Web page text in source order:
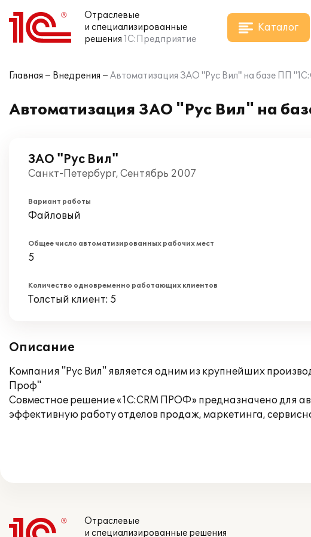
Отраслевые
и специализированные
решения 1С:Предприятие
Каталог
Главная Внедрения Автоматизация ЗАО "Рус Вил" на базе ПП
Автоматизация ЗАО "Рус Вил" на
ЗАО "Рус Вил"
Санкт-Петербург, Сентябрь 2007
Вариант работы
Файловый
Общее число автоматизированных рабочих мест
5
Количество одновременно работающих клиентов
Толстый клиент: 5
Описание
Компания "Рус Вил" является одним из крупнейших
Проф"
Совместное решение «1С:CRM ПРОФ» предназначено для
эффективную работу отделов продаж, маркетинга,
Отраслевые
и специализированные решения